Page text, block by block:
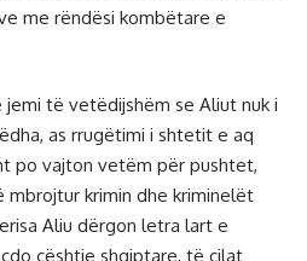
me rëndësi kombëtare e
jemi të vetëdijshëm se Aliut nuk i
as rrugëtimi i shtetit e aq
po vajton vetëm për pushtet,
krimin dhe kriminelët
Aliu dërgon letra lart e
çështje shqiptare, të cilat